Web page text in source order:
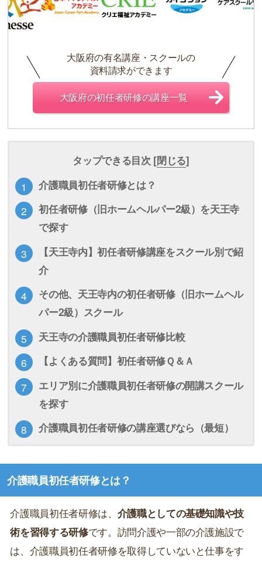
大阪府の有名講座・スクールの
資料請求ができます
大阪府の初任者研修の講座一覧
タップできる目次 [閉じる]
介護職員初任者研修とは？
初任者研修（旧ホームヘルパー2級）を天王寺
で探す
【天王寺内】初任者研修講座をスクール別で紹
介
その他、天王寺内の初任者研修（旧ホームヘル
パー2級）スクール
天王寺の介護職員初任者研修比較
【よくある質問】初任者研修Ｑ＆Ａ
エリア別に介護職員初任者研修の開講スクール
を探す
介護職員初任者研修の講座選びなら（最短）
介護職員初任者研修とは？
介護職員初任者研修は、 介護職としての基礎知識や技
術を習得する研修です。訪問介護や一部の介護施設で
は、介護職員初任者研修を取得していないと仕事をす